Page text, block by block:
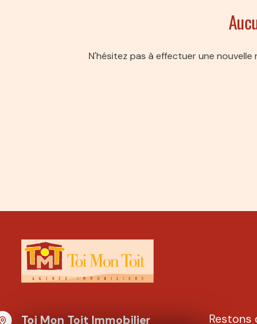
N'hésitez pas à effectuer une
Toi Mon Toit Immobilier Restons